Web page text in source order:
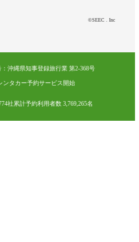
©SEEC . Inc
沖縄県知事登録旅行業 第2-368号
ンタカー予約サービス開始
社累計予約利用者数 3,769,265名